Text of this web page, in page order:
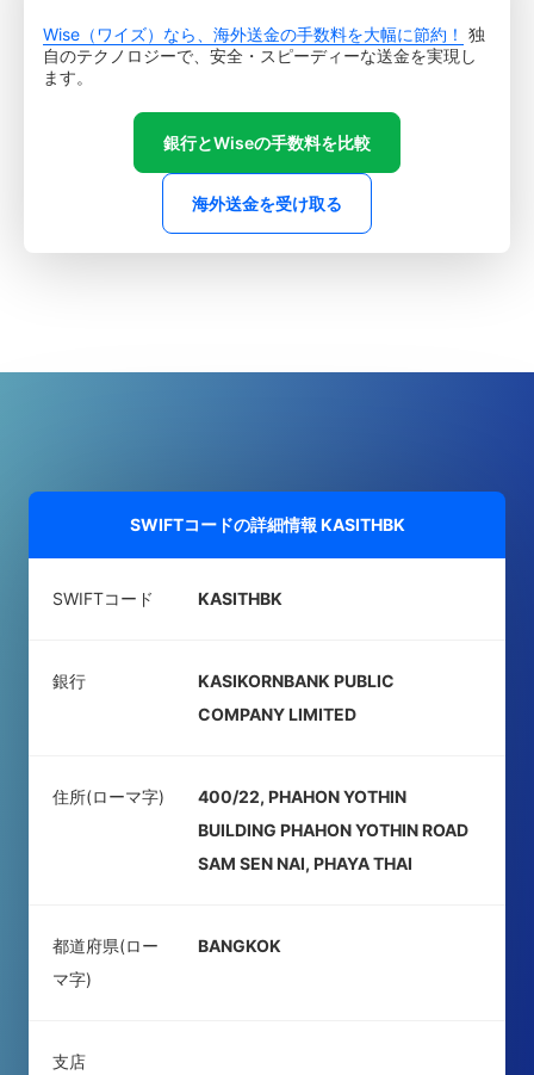
Wise（ワイズ）なら、海外送金の手数料を大幅に節約！ 独
自のテクノロジーで、安全・スピーディーな送金を実現し
ます。
銀行とWiseの手数料を比較
海外送金を受け取る
SWIFTコードの詳細情報 KASITHBK
SWIFTコード KASITHBK
銀行
KASIKORNBANK PUBLIC
COMPANY LIMITED
住所(ローマ字)
400/22, PHAHON YOTHIN
BUILDING PHAHON YOTHIN ROAD
SAM SEN NAI, PHAYA THAI
都道府県(ロー
マ字)
BANGKOK
支店